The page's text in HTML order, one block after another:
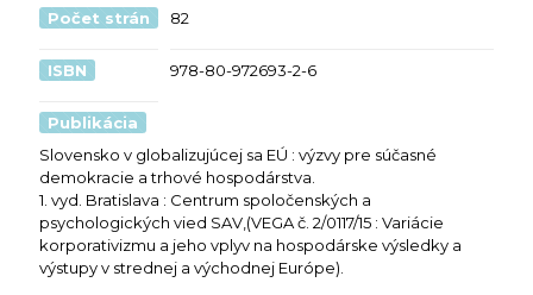
Počet strán 82
ISBN 978-80-972693-2-6
Publikácia
Slovensko v globalizujúcej sa EÚ : výzvy pre súčasné
demokracie a trhové hospodárstva.
1. vyd. Bratislava : Centrum spoločenských a
psychologických vied SAV,(VEGA č. 2/0117/15 : Variácie
korporativizmu a jeho vplyv na hospodárske výsledky a
výstupy v strednej a východnej Európe).